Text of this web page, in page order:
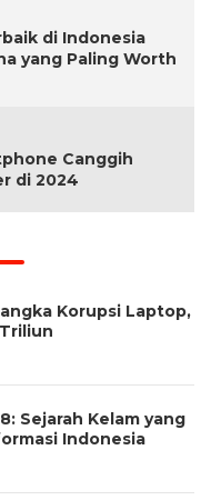
di Indonesia
yang Paling Worth
Canggih
di 2024
Korupsi Laptop,
Sejarah Kelam yang
Indonesia